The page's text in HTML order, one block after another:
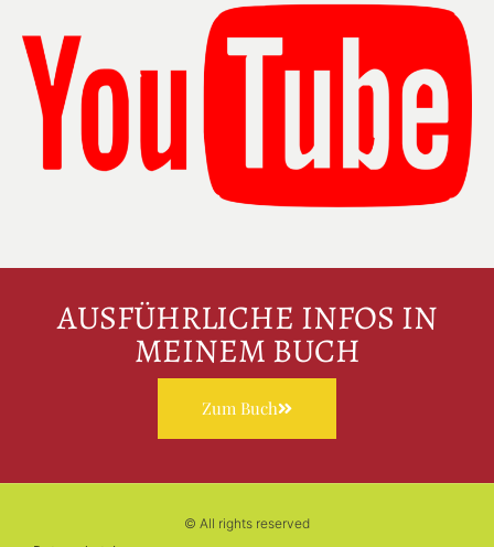
AUSFÜHRLICHE INFOS IN
MEINEM BUCH
Zum Buch
© All rights reserved